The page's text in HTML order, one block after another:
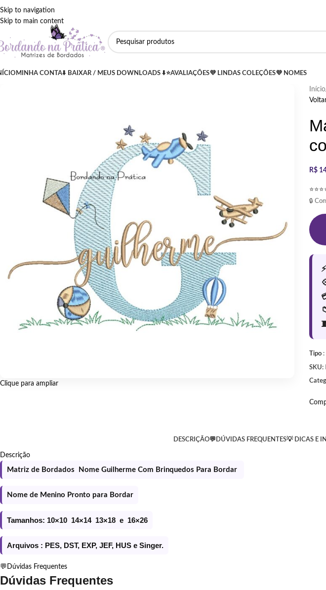
Skip to navigation
Skip to main content
MINHA CONTA⬇️ BAIXAR / MEUS DOWNLOADS ⬇️⭐AVALIAÇÕES💜 LINDAS COLEÇÕES💜 NOMES
Clique para ampliar
Início
R$
🔒
Tipo
SKU:
DESCRIÇÃO💬DÚVIDAS FREQUENTES💡 DICAS E
Descrição
Matriz de Bordados Nome Guilherme Com Brinquedos Para Bordar
Nome de Menino Pronto para Bordar
Tamanhos: 10×10 14×14 13×18 e 16×26
Arquivos : PES, DST, EXP, JEF, HUS e Singer.
💬Dúvidas Frequentes
Dúvidas Frequentes